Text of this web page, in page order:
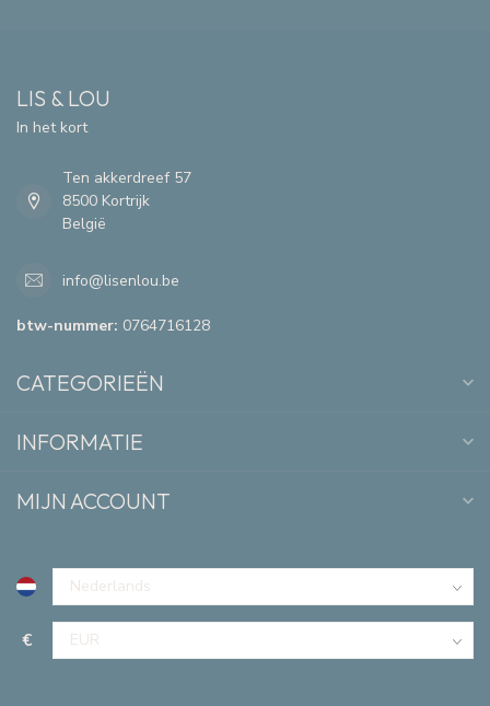
LIS & LOU
In het kort
Ten akkerdreef 57
8500 Kortrijk
België
info@lisenlou.be
btw-nummer: 0764716128
CATEGORIEËN
INFORMATIE
MIJN ACCOUNT
€